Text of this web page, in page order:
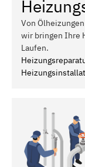
Von
wir bringen Ihre
Laufen.